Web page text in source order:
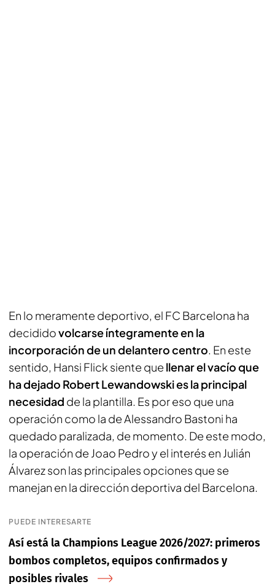
En lo meramente deportivo, el FC Barcelona ha
decididovolcarse íntegramente en la
incorporación de un delantero centro. En este
sentido, Hansi Flick siente que llenar el vacío que
ha dejado Robert Lewandowski es la principal
necesidad de la plantilla. Es por eso que una
operación como la de Alessandro Bastoni ha
quedado paralizada, de momento. De este modo,
la operación de Joao Pedro y el interés en Julián
Álvarez son las principales opciones que se
manejan en la dirección deportiva del Barcelona.
PUEDE INTERESARTE
Así está la Champions League 2026/2027: primeros
bombos completos, equipos confirmados y
posibles rivales